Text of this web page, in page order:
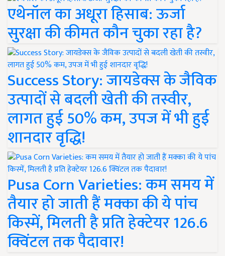
एथेनॉल का अधूरा हिसाब: ऊर्जा
सुरक्षा की कीमत कौन चुका रहा है?
Success Story: जायडेक्स के जैविक
उत्पादों से बदली खेती की तस्वीर,
लागत हुई 50% कम, उपज में भी हुई
शानदार वृद्धि!
Pusa Corn Varieties: कम समय में
तैयार हो जाती हैं मक्का की ये पांच
किस्में, मिलती है प्रति हेक्टेयर 126.6
क्विंटल तक पैदावार!